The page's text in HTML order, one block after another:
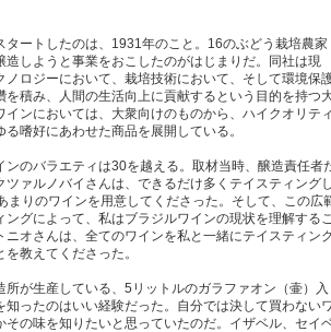
タートしたのは、1931年のこと。16のぶどう栽培農家
造しようと事業をおこしたのがはじまりだ。同社は現
ノロジーにおいて、栽培技術において、そして環境保
を積み、人間の生活向上に貢献するという目的を持つ
インにおいては、大衆向けのものから、ハイクオリティ
嗜好にあわせた商品を展開している。
ンのバラエティは30を越える。取材当時、醸造責任者
ツァルノバイさんは、できるだけ多くテイスティングし
まりのワインを用意してくださった。そして、この広
ングによって、私はブラジルワインの現状を理解するこ
ニオさんは、全てのワインを私と一緒にテイスティン
教えてくださった。
所が生産している、5リットルのガラファオン（壷）入
知ったのはいい経験だった。自分では決して買わない
その味を知りたいと思っていたのだ。イザベル、セイ